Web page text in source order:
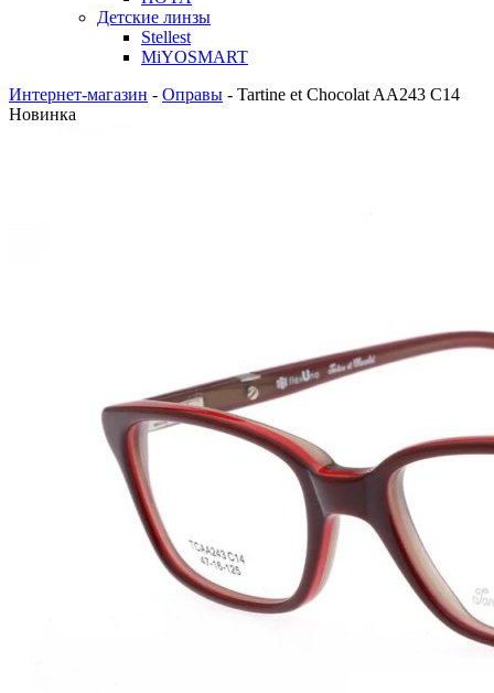
Детские линзы
Stellest
MiYOSMART
Интернет-магазин - Оправы - Tartine et Chocolat AA243 C14
Новинка